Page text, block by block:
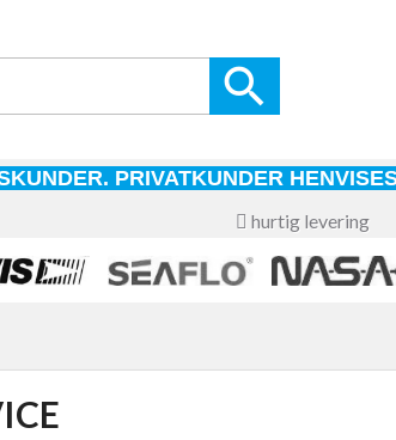

PRIVATKUNDER
hurtig levering